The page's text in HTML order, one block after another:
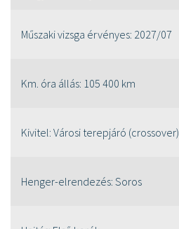
Műszaki vizsga érvényes: 2027/07
Km. óra állás: 105 400 km
Kivitel: Városi terepjáró (crossover)
Henger-elrendezés: Soros